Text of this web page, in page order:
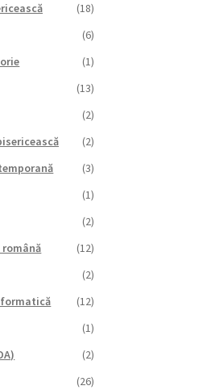
(18)
(6)
(1)
(13)
(2)
(2)
(3)
(1)
(2)
(12)
(2)
(12)
(1)
(2)
(26)